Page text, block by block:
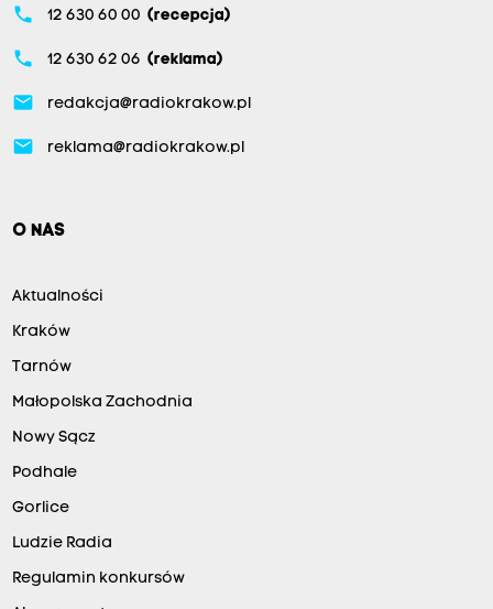
phone 12 630 60 00 (recepcja)
phone 12 630 62 06 (reklama)
email redakcja@radiokrakow.pl
email reklama@radiokrakow.pl
O NAS
Aktualności
Kraków
Tarnów
Małopolska Zachodnia
Nowy Sącz
Podhale
Gorlice
Ludzie Radia
Regulamin konkursów